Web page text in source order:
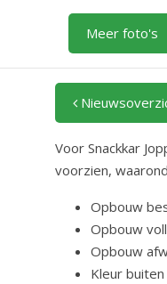
Meer foto's
Voor Snackkar
voorzien,
Opbouw
Opbouw
Opbouw
Kleur